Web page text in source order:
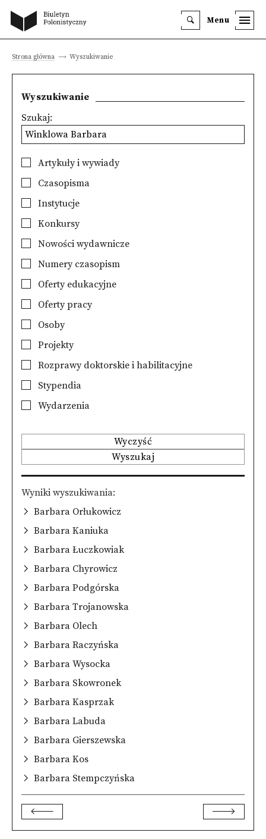
Menu
Strona główna Wyszukiwanie
Wyszukiwanie
Szukaj:
Artykuły i wywiady
Czasopisma
Instytucje
Konkursy
Nowości wydawnicze
Numery czasopism
Oferty edukacyjne
Oferty pracy
Osoby
Projekty
Rozprawy doktorskie i habilitacyjne
Stypendia
Wydarzenia
Wyczyść
Wyszukaj
Wyniki wyszukiwania
Barbara Orłukowicz
Barbara Kaniuka
Barbara Łuczkowiak
Barbara Chyrowicz
Barbara Podgórska
Barbara Trojanowska
Barbara Olech
Barbara Raczyńska
Barbara Wysocka
Barbara Skowronek
Barbara Kasprzak
Barbara Labuda
Barbara Gierszewska
Barbara Kos
Barbara Stempczyńska